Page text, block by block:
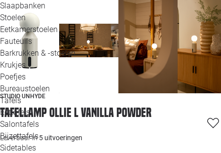
Slaapbanken
Stoelen
Eetkamerstoelen
Fauteuils
Barkrukken & -stoelen
Krukjes
Poefjes
Bureaustoelen
Tafels
Eettafels
Salontafels
Bijzettafels
Sidetables
STUDIO UNHYDE
Tafellamp Ollie L vanilla powder
Leverbaar in5 uitvoeringen